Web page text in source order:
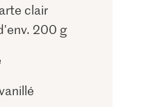
clair
200 g